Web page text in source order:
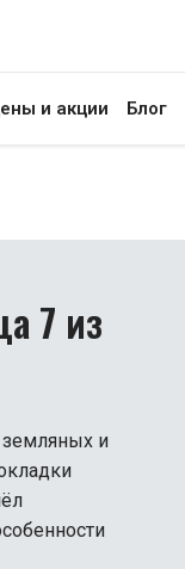
и акции Блог
7 из
и